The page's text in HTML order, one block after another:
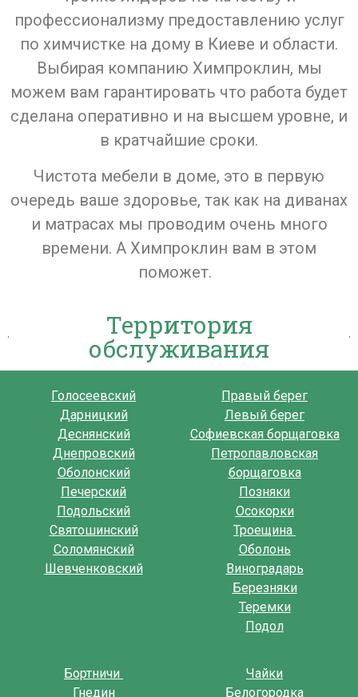
профессионализму предоставлению услуг
по химчистке на дому в Киеве и области.
Выбирая компанию Химпроклин, мы
можем вам гарантировать что работа будет
сделана оперативно и на высшем уровне, и
в кратчайшие сроки.
Чистота мебели в доме, это в первую
очередь ваше здоровье, так как на диванах
и матрасах мы проводим очень много
времени. А Химпроклин вам в этом
поможет.
Территория
обслуживания
Голосеевский
Дарницкий
Деснянский
Днепровский
Оболонский
Печерский
Подольский
Святошинский
Соломянский
Шевченковский
Правый берег
Левый берег
Софиевская борщаговка
Петропавловская
борщаговка
Позняки
Осокорки
Троещина
Оболонь
Виноградарь
Березняки
Теремки
Подол
Бортничи
Гнедин
Чайки
Белогородка